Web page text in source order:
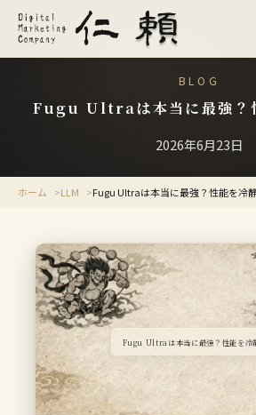
BLOG
Fugu Ultraは本当に最強？
2026年6月23日
ホーム LLM Fugu Ultraは本当に最強？性能を冷
Fugu Ultraは本当に最強？性能を冷